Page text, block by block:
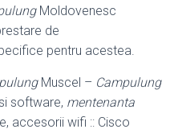
Moldovenesc
de
pentru acestea.
Muscel – Campulung
software, mentenanta
accesorii wifi :: Cisco